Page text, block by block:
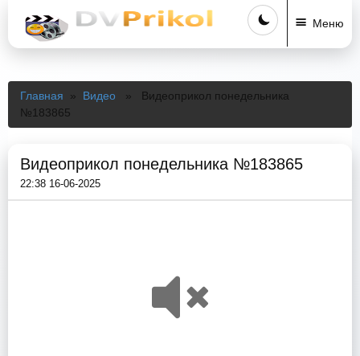
Меню
Главная » Видео » Видеоприкол понедельника
№183865
Видеоприкол понедельника №183865
22:38 16-06-2025